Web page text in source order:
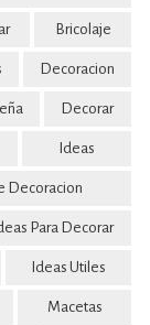
Bricolaje
Decoracion
Decorar
Ideas
Decoracion
Para Decorar
Ideas Utiles
Macetas